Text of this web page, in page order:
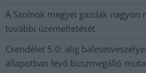
A Szolnok megyei gazdák nagyon
további üzemeltetését
Csendélet 5.0: alig
állapotban levő buszmegálló